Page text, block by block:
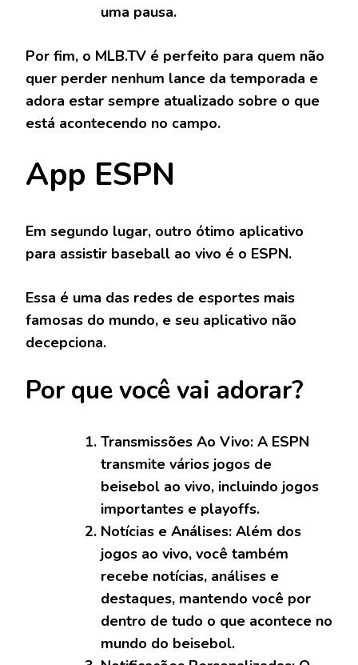
uma pausa.
Por fim, o MLB.TV é perfeito para quem não
quer perder nenhum lance da temporada e
adora estar sempre atualizado sobre o que
está acontecendo no campo.
App ESPN
Em segundo lugar, outro ótimo aplicativo
para assistir baseball ao vivo é o ESPN.
Essa é uma das redes de esportes mais
famosas do mundo, e seu aplicativo não
decepciona.
Por que você vai adorar?
Transmissões Ao Vivo: A ESPN
transmite vários jogos de
beisebol ao vivo, incluindo jogos
importantes e playoffs.
Notícias e Análises: Além dos
jogos ao vivo, você também
recebe notícias, análises e
destaques, mantendo você por
dentro de tudo o que acontece no
mundo do beisebol.